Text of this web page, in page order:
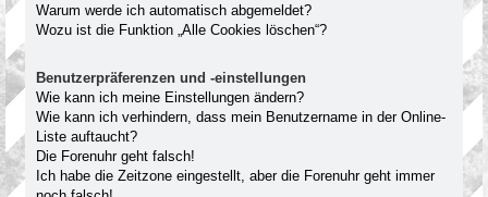
Warum werde ich automatisch abgemeldet?
Wozu ist die Funktion „Alle Cookies löschen“?
Benutzerpräferenzen und -einstellungen
Wie kann ich meine Einstellungen ändern?
Wie kann ich verhindern, dass mein Benutzername in der Online-
Liste auftaucht?
Die Forenuhr geht falsch!
Ich habe die Zeitzone eingestellt, aber die Forenuhr geht immer